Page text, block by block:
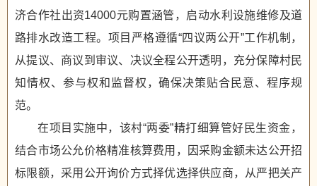
济合作社出资14000元购置涵管，启动水利设施维修及道
路排水改造工程。项目严格遵循“四议两公开”工作机制，
从提议、商议到审议、决议全程公开透明，充分保障村民
知情权、参与权和监督权，确保决策贴合民意、程序规
范。
在项目实施中，该村“两委”精打细算管好民生资金，
结合市场公允价格精准核算费用，因采购金额未达公开招
标限额，采用公开询价方式择优选择供应商，从严把关产